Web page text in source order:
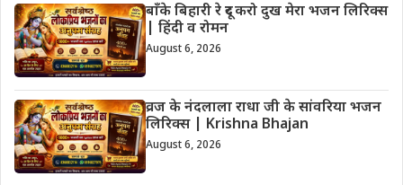
बाँके बिहारी रे दूर करो दुख मेरा भजन लिरिक्स
| हिंदी व रोमन
August 6, 2026
व्रज के नंदलाला राधा जी के सांवरिया भजन
लिरिक्स | Krishna Bhajan
August 6, 2026